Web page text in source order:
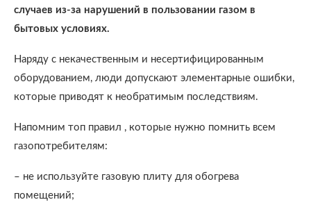
случаев из-за нарушений в пользовании газом в
бытовых условиях.
Наряду с некачественным и несертифицированным
оборудованием, люди допускают элементарные ошибки,
которые приводят к необратимым последствиям.
Напомним топ правил , которые нужно помнить всем
газопотребителям:
– не используйте газовую плиту для обогрева
помещений;